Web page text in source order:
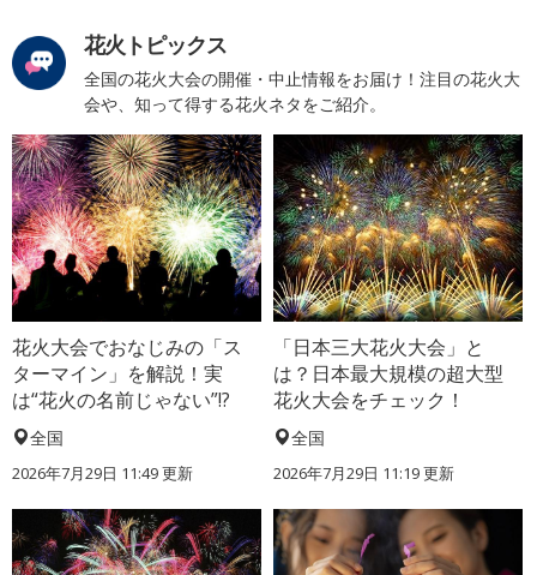
花火トピックス
全国の花火大会の開催・中止情報をお届け！注目の花火大
会や、知って得する花火ネタをご紹介。
花火大会でおなじみの「ス
ターマイン」を解説！実
は“花火の名前じゃない”!?
全国
2026年7月29日 11:49 更新
「日本三大花火大会」と
は？日本最大規模の超大型
花火大会をチェック！
全国
2026年7月29日 11:19 更新